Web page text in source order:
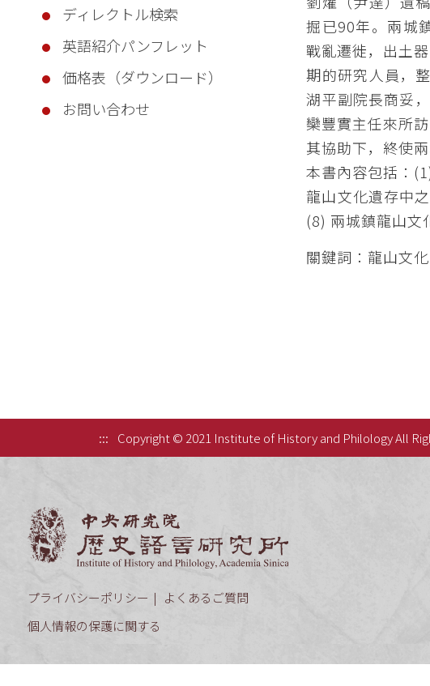
ディレクトル検索
英語紹介パンフレット
価格表（ダウンロード）
お問い合わせ
掘已90年。兩城
戰亂遷徙，出土
期的研究人員，
湖平副院長商妥
欒豐實主任來所
其協助下，終使
本書內容包括：
龍山文化遺存中
(8) 兩城鎮龍山文
關鍵詞：龍山文
::: Copyright © 2021 Institute of History and Philology All
プライバシーポリシー
よくあるご質問
個人情報の保護に関する